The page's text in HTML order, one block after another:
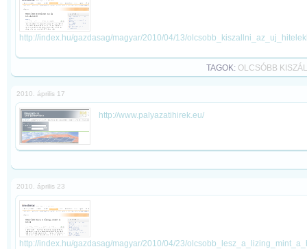
http://index.hu/gazdasag/magyar/2010/04/13/
TAGOK: OLCSÓBB
2010. április 17
http://www.palyazatihirek.eu/
2010. április 23
http://index.hu/gazdasag/magyar/2010/04/23/